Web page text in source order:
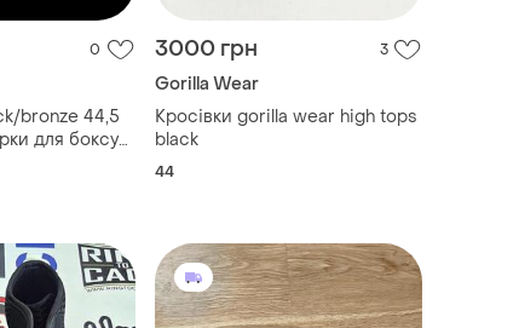
0
bronze 44,5
для боксу
3000 грн 3
Gorilla Wear
Кросівки gorilla wear high tops
black
44